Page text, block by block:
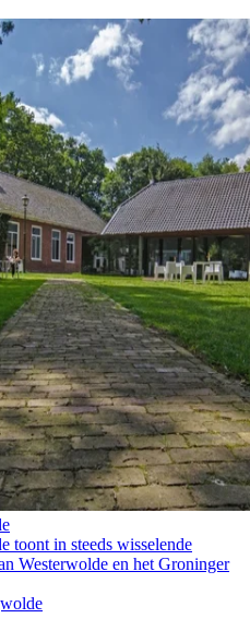
toont in steeds wisselende
Westerwolde en het Groninger